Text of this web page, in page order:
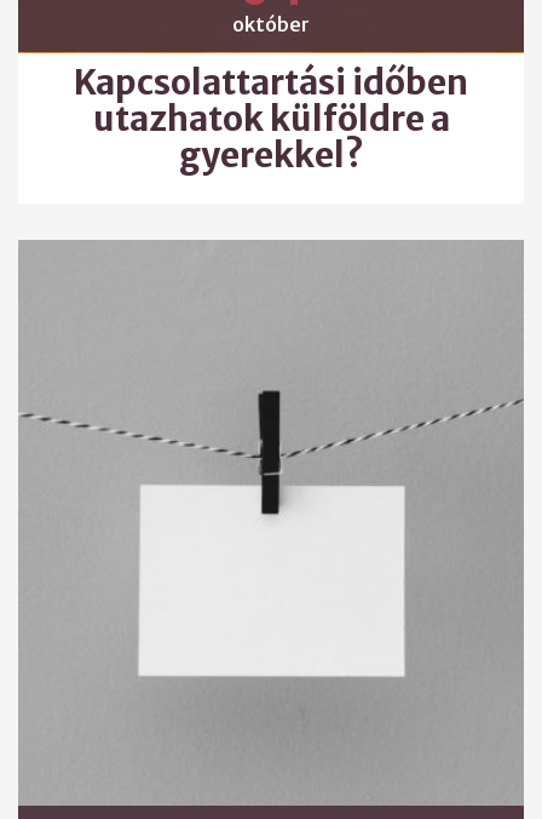
október
Kapcsolattartási időben
utazhatok külföldre a
gyerekkel?